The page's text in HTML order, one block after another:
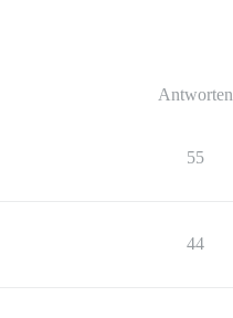
Antworten
55
44